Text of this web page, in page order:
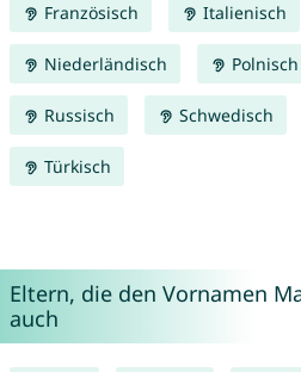
Französisch Italienisch
Niederländisch Polnisch
Russisch Schwedisch
Türkisch
Eltern, die den Vornamen
auch